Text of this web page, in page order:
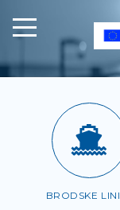
BRODSKE